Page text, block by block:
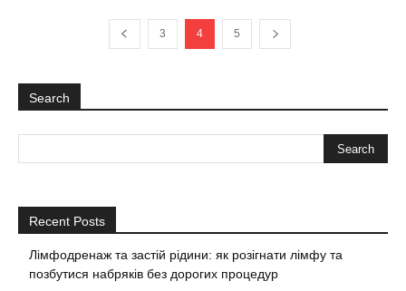
3 4 5
Search
Recent Posts
Лімфодренаж та застій рідини: як розігнати лімфу та
позбутися набряків без дорогих процедур